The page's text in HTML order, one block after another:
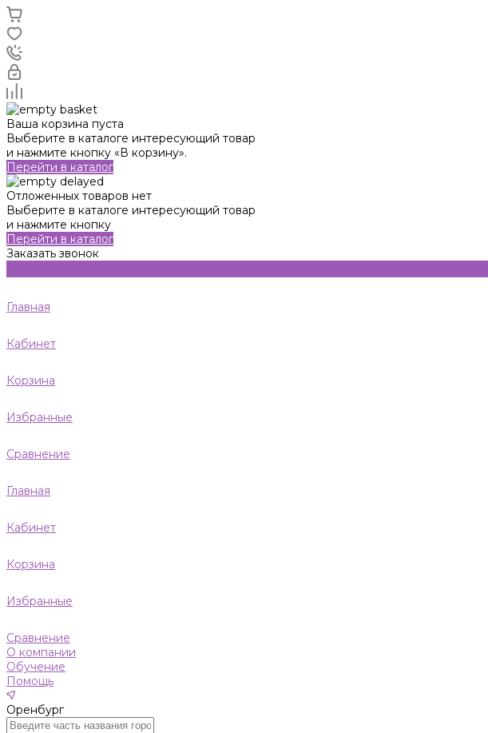
Ваша корзина пуста
Выберите в каталоге интересующий товар
и нажмите кнопку «В корзину».
Перейти в каталог
Отложенных товаров нет
Выберите в каталоге интересующий товар
и нажмите кнопку
Перейти в каталог
Заказать звонок
Главная
Кабинет
Корзина
Избранные
Сравнение
Главная
Кабинет
Корзина
Избранные
Сравнение
О компании
Обучение
Помощь
Оренбург